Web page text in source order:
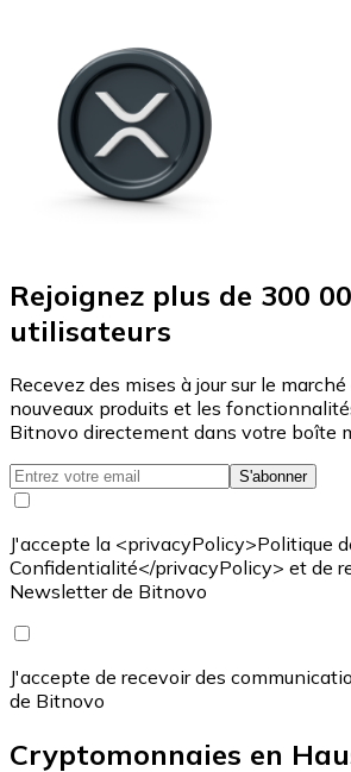
Rejoignez plus de 300
utilisateurs
Recevez des mises à jour sur le
nouveaux produits et les
Bitnovo directement dans votre boîte
S'abonner
J'accepte la <privacyPolicy>Politique
Confidentialité</privacyPolicy> et de
Newsletter de Bitnovo
J'accepte de recevoir des
de Bitnovo
Cryptomonnaies en